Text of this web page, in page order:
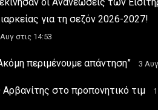
για τη σεζόν 2026-2027!
στις 14:53
περιμένουμε απάντηση” 3
Αρβανίτης στο προπονητικό τιμ